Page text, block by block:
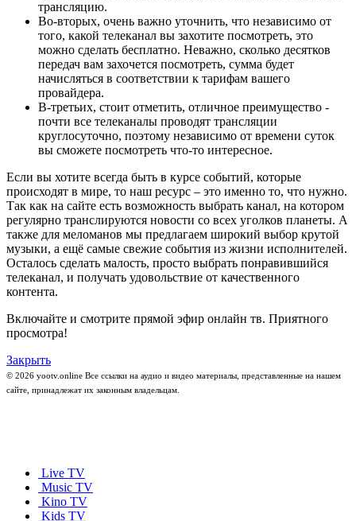
трансляцию.
Во-вторых, очень важно уточнить, что независимо от
того, какой телеканал вы захотите посмотреть, это
можно сделать бесплатно. Неважно, сколько десятков
передач вам захочется посмотреть, сумма будет
начисляться в соответствии к тарифам вашего
провайдера.
В-третьих, стоит отметить, отличное преимущество -
почти все телеканалы проводят трансляции
круглосуточно, поэтому независимо от времени суток
вы сможете посмотреть что-то интересное.
Если вы хотите всегда быть в курсе событий, которые
происходят в мире, то наш ресурс – это именно то, что нужно.
Так как на сайте есть возможность выбрать канал, на котором
регулярно транслируются новости со всех уголков планеты. А
также для меломанов мы предлагаем широкий выбор крутой
музыки, а ещё самые свежие события из жизни исполнителей.
Осталось сделать малость, просто выбрать понравившийся
телеканал, и получать удовольствие от качественного
контента.
Включайте и смотрите прямой эфир онлайн тв. Приятного
просмотра!
Закрыть
© 2026 yootv.online Все ссылки на аудио и видео материалы, представленные на нашем
сайте, принадлежат их законным владельцам.
Live TV
Music TV
Kino TV
Kids TV